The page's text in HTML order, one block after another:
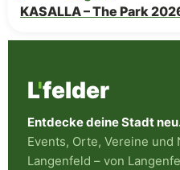
KASALLA – The Park
L'felder
Entdecke deine Stadt
Events, Orte, Vereine und
Langenfeld – von